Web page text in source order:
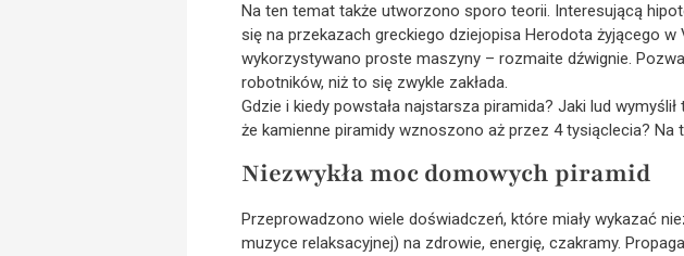
Na ten temat także utworzono sporo teorii. Interesującą
się na przekazach greckiego dziejopisa Herodota żyjącego w
wykorzystywano proste maszyny – rozmaite dźwignie.
robotników, niż to się zwykle zakłada.
Gdzie i kiedy powstała najstarsza piramida? Jaki lud
że kamienne piramidy wznoszono aż przez 4 tysiąclecia?
Niezwykła moc domowych piramid
Przeprowadzono wiele doświadczeń, które miały wykazać
muzyce relaksacyjnej) na zdrowie, energię, czakramy.